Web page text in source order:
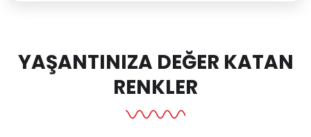
YAŞANTINIZA DEĞER KATAN
RENKLER